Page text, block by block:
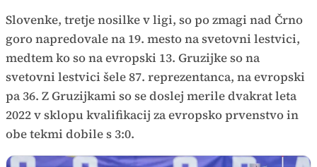
Slovenke, tretje nosilke v ligi, so po zmagi nad Črno
goro napredovale na 19. mesto na svetovni lestvici,
medtem ko so na evropski 13. Gruzijke so na
svetovni lestvici šele 87. reprezentanca, na evropski
pa 36. Z Gruzijkami so se doslej merile dvakrat leta
2022 v sklopu kvalifikacij za evropsko prvenstvo in
obe tekmi dobile s 3:0.